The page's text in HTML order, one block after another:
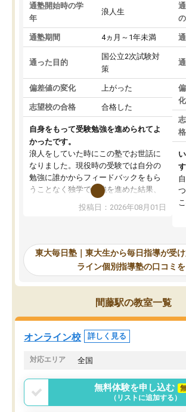
通塾開始時の学
年
浪人生
通塾期間 4ヵ月～1年未満
通った目的
国公立2次試験対
策
偏差値の変化 上がった
志望校の合格 合格した
自身をもって受験勉強を進められてよ
かったです。
浪人をしていた時にこの塾でお世話に
なりました。現役時の受験では自分の
勉強に誰かからフィードバックをもら
うことなく独学で勉強を進めた結果、
入試本番に地歴の学習が間に合わず不
合格となってしまいました。その経験
東大毎日塾にたどり着きました。学習
の長期計画や日々の勉強のやり方につ
いて客観的なアドバイスをいただけた
ので、自信をもって受験勉強を進める
ことができました。自分のように勉強
のやり方や進捗管理で苦労している方
には特におすすめしたい塾です。
投稿日：2026年08月01日
化
格
す
東大毎日塾｜東大生から毎日指導が受
ライン個別指導塾の口コミ
間藤駅の教室一覧
オンライン校 詳しく見る
対応エリア 全国
無料体験を申し込む
（リストに追加する）